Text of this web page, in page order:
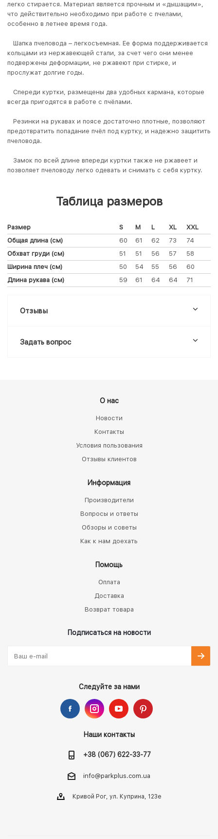
легко стирается. Материал является прочным и «дышащим»,
что действительно необходимо при работе с пчелами,
особенно в летнее время года.
Шапка пчеловода – легкосъемная. Ее форма поддерживается
кольцами из нержавеющей стали, за счет чего они менее
подвержены деформации, не ржавеют при стирке, и
прослужат долгие годы.
Спереди куртки, размещены два удобных кармана, которые
всегда пригодятся в работе с пчёлами.
Резинки на рукавах и поясе достаточно плотные, позволяют
предотвратить попадание пчёл под куртку, и надежно защитить
пчеловода.
Замок по всей длине впереди куртки также не ржавеет и
позволяет пчеловоду легко одевать и снимать с себя куртку.
Таблица размеров
Размер S M L XL
XXL
Общая длина (см)
60 61 62 73
74
Обхват груди (см)
51 51 56 57
58
Ширина плеч (см)
50 54 55 56
60
Длина рукава (см)
59 61 64 64 71
Отзывы
Задать вопрос
О нас
Новости
Контакты
Условия пользования
Отзывы клиентов
Информация
Производители
Вопросы и ответы
Обзоры и советы
Как к нам доехать
Помощь
Оплата
Доставка
Возврат товара
Подписаться на новости
Следуйте за нами
Наши контакты
+38 (067) 622-33-77
info@parkplus.com.ua
Кривой Рог, ул. Куприна, 123е